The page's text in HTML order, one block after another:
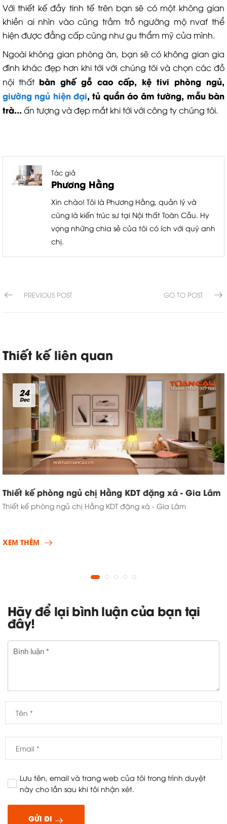
Với thiết kế đầy tinh tế trên bạn sẽ có một không gian
khiền ai nhìn vào cũng trầm trồ ngưỡng mộ nvaf thể
hiện được đẳng cấp cũng như gu thẩm mỹ của mình.
Ngoài không gian phòng ăn, bạn sẽ có không gian gia
đình khác đẹp hơn khi tới với chúng tôi và chọn các đồ
nội thất bàn ghế gỗ cao cấp, kệ tivi phòng ngủ,
giường ngủ hiện đại, tủ quần áo âm tường, mẫu bàn
trà... ấn tượng và đẹp mắt khi tới với công ty chúng tôi.
Tác giả
Phương Hằng
Xin chào! Tôi là Phương Hằng, quản lý và
cũng là kiến trúc sư tại Nội thất Toàn Cầu. Hy
vọng những chia sẻ của tôi có ích với quý anh
chị.
PREVIOUS POST GO TO POST
Thiết kế liên quan
24
Dec
Thiết kế phòng ngủ chị Hằng KDT đặng xá - Gia Lâm
Thiết kế phòng ngủ chị Hằng KDT đặng xá - Gia Lâm
XEM THÊM
Hãy để lại bình luận của bạn tại
đây!
Lưu tên, email và trang web của tôi trong trình duyệt
này cho lần sau khi tôi nhận xét.
GỬI ĐI